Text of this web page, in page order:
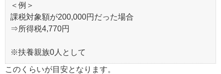
＜例＞
課税対象額が200,000円だった場合
⇒所得税4,770円
※扶養親族0人として
このくらいが目安となります。